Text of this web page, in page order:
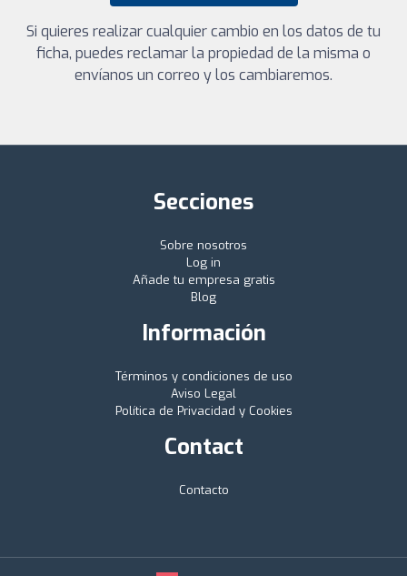
Si quieres realizar cualquier cambio en los datos de tu
ficha, puedes reclamar la propiedad de la misma o
envíanos un correo y los cambiaremos.
Secciones
Sobre nosotros
Log in
Añade tu empresa gratis
Blog
Información
Términos y condiciones de uso
Aviso Legal
Política de Privacidad y Cookies
Contact
Contacto